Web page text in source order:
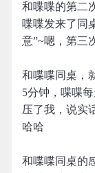
和喋喋的第二
喋喋发来了同
意”~嗯，第三
和喋喋同桌，
5分钟，喋喋
压了我，说实
哈哈
和喋喋同桌的